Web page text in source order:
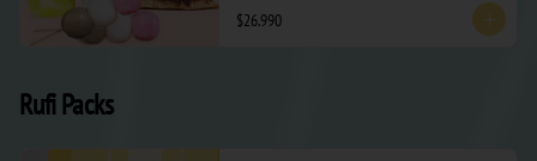
$26.990
Rufi Packs